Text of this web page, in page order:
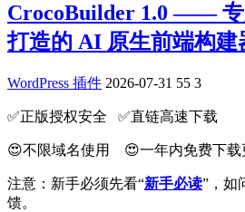
CrocoBuilder 1.0 —— 专
打造的 AI 原生前端构建
WordPress 插件 2026-07-31 55 3
✅️正版授权安全 ✅️直链高速下载
😍不限域名使用 😍一年内免费下载
注意：新手必须先看“新手必读”，如
馈。